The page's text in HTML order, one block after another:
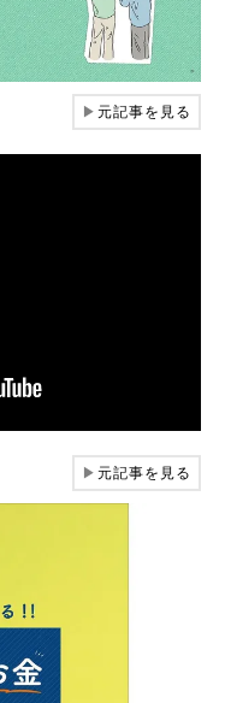
▶元記事を見る
▶元記事を見る